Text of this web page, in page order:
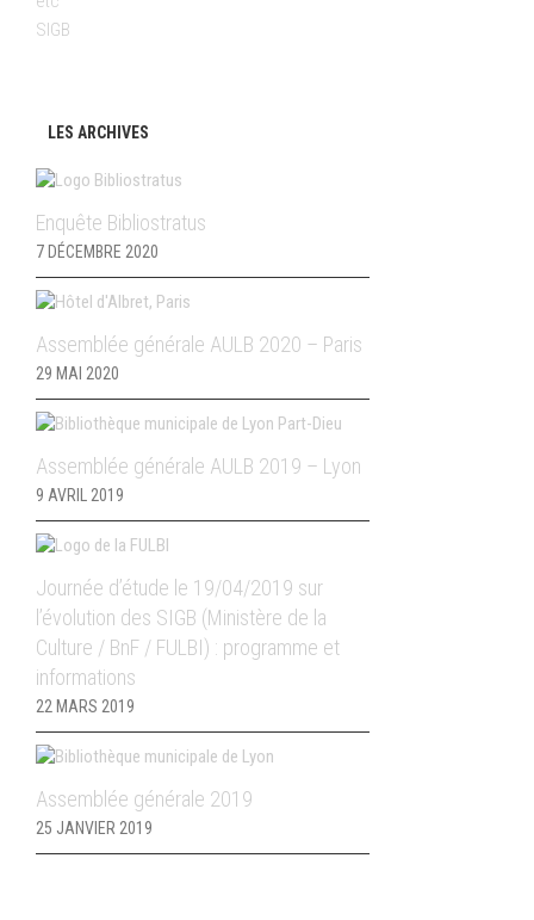
SIGB
LES ARCHIVES
Enquête Bibliostratus
7 DÉCEMBRE 2020
Assemblée générale AULB 2020 – Paris
29 MAI 2020
Assemblée générale AULB 2019 – Lyon
9 AVRIL 2019
Journée d’étude le 19/04/2019 sur
l’évolution des SIGB (Ministère de la
Culture / BnF / FULBI) : programme et
informations
22 MARS 2019
Assemblée générale 2019
25 JANVIER 2019